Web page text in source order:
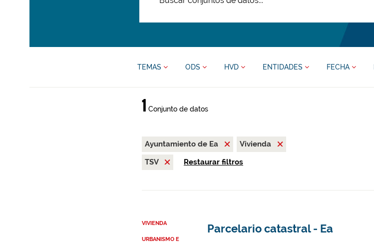
TEMAS ODS HVD ENTIDADES FECHA
1 Conjunto de datos
Ayuntamiento de Ea
Vivienda
TSV
Restaurar filtros
VIVIENDA
URBANISMO E
Parcelario catastral - Ea